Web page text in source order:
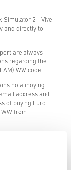
Simulator 2 - Vive
and directly to
are always
regarding the
WW code.
no annoying
address and
of buying Euro
WW from